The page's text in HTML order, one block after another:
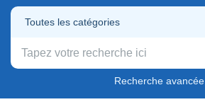
Toutes les catégories
Recherche avancée